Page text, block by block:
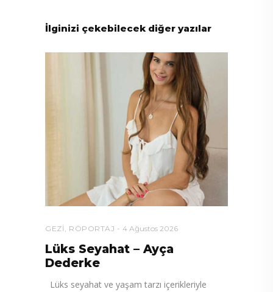
İlginizi çekebilecek diğer yazılar
GEZI RÖPORTAJ 4 Ağustos 2026
Lüks Seyahat – Ayça
Dederke
Lüks seyahat ve yaşam tarzı içerikleriyle